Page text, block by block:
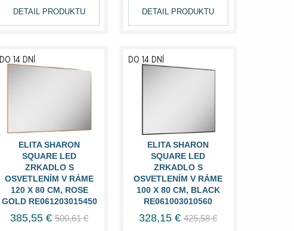
DETAIL PRODUKTU DETAIL PRODUKTU
ELITA SHARON
SQUARE LED
ZRKADLO S
OSVETLENÍM V RÁME
120 X 80 CM, ROSE
GOLD RE061203015450
DO 14 DNÍ
385,55 € 500,61 €
ELITA SHARON
SQUARE LED
ZRKADLO S
OSVETLENÍM V RÁME
100 X 80 CM, BLACK
RE061003010560
DO 14 DNÍ
328,15 € 425,58 €